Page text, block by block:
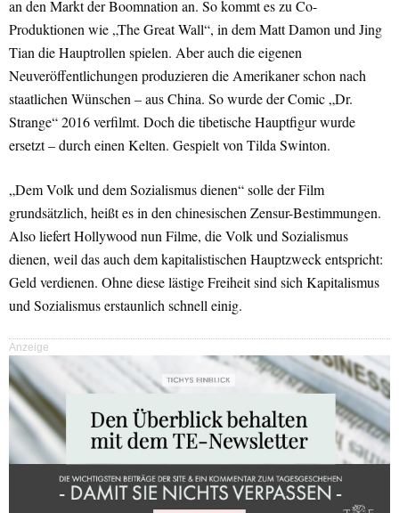
an den Markt der Boomnation an. So kommt es zu Co-
Produktionen wie „The Great Wall“, in dem Matt Damon und Jing
Tian die Hauptrollen spielen. Aber auch die eigenen
Neuveröffentlichungen produzieren die Amerikaner schon nach
staatlichen Wünschen – aus China. So wurde der Comic „Dr.
Strange“ 2016 verfilmt. Doch die tibetische Hauptfigur wurde
ersetzt – durch einen Kelten. Gespielt von Tilda Swinton.
„Dem Volk und dem Sozialismus dienen“ solle der Film
grundsätzlich, heißt es in den chinesischen Zensur-Bestimmungen.
Also liefert Hollywood nun Filme, die Volk und Sozialismus
dienen, weil das auch dem kapitalistischen Hauptzweck entspricht:
Geld verdienen. Ohne diese lästige Freiheit sind sich Kapitalismus
und Sozialismus erstaunlich schnell einig.
Anzeige